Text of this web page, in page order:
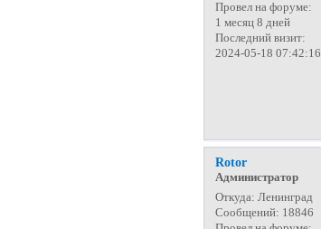
Провел на форуме:
1 месяц 8 дней
Последний визит:
2024-05-18 07:42:16
Rotor
Администратор
Откуда: Ленинград
Сообщений: 18846